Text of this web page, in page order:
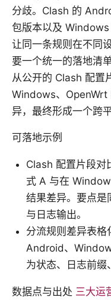
分歧。Clash 的
包版本以及
让同一条规则在不同
要一个统一的落地清
从公开的 Clash 配置
Windows、OpenWrt
异，最终形成一个跨
可落地示例
Clash 配置片段对
式 A 与在
结果差异。要点是
与日志输出。
分流规则差异表格
Android、
为状态、日志前缀
数据点与出处 三大运